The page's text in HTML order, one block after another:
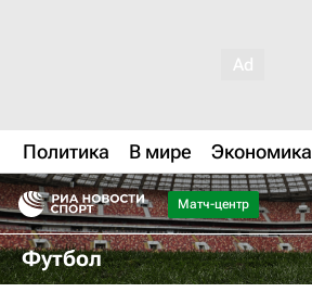
Политика В мире Экономика
Матч-центр
Футбол